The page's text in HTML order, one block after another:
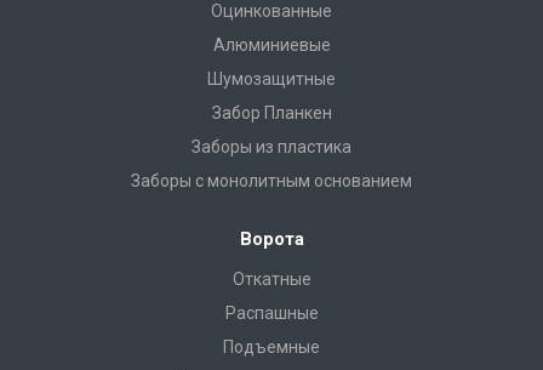
Оцинкованные
Алюминиевые
Шумозащитные
Забор Планкен
Заборы из пластика
Заборы с монолитным основанием
Ворота
Откатные
Распашные
Подъемные